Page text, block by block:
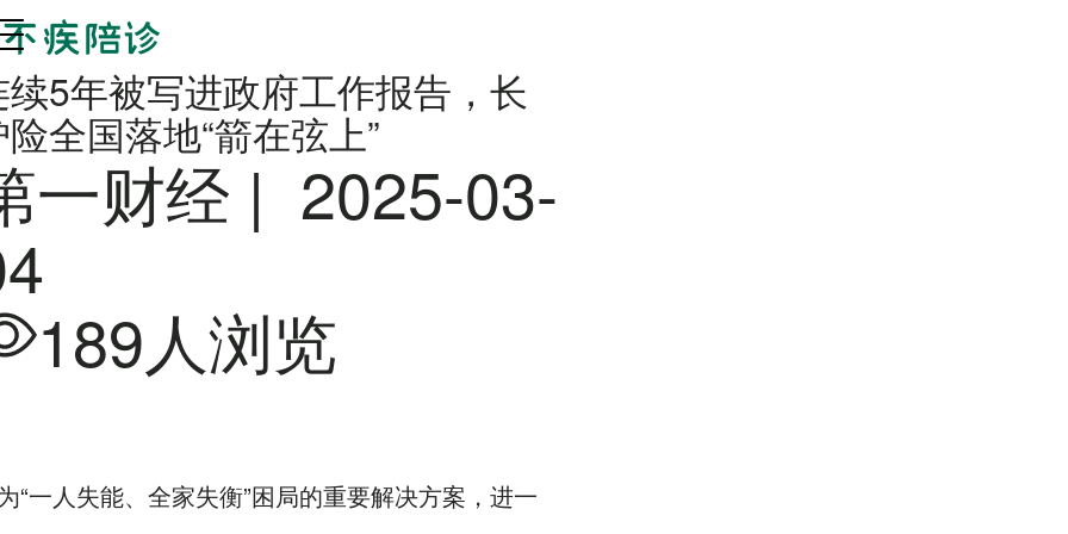
续5年被写进政府工作报告，长
全国落地“箭在弦上”
一财经 | 2025-03-
189人浏览
“一人失能、全家失衡”困局的重要解决方案，进一